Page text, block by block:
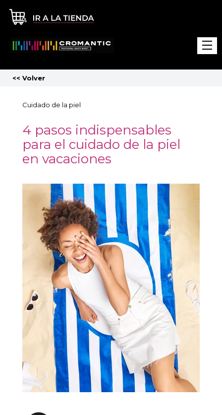
<< Volver
Cuidado de la piel
4 pasos indispensables
para el cuidado de la piel
en vacaciones